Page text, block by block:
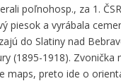
poľnohosp., za 1.
piesok a vyrábala
do Slatiny nad
(1895-1918). Zvonička
preto ide o